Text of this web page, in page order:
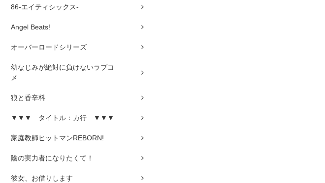
86-エイティシックス-
Angel Beats!
オーバーロードシリーズ
幼なじみが絶対に負けないラブコ
メ
狼と香辛料
▼▼▼ タイトル：カ行 ▼▼▼
家庭教師ヒットマンREBORN!
陰の実力者になりたくて！
彼女、お借りします